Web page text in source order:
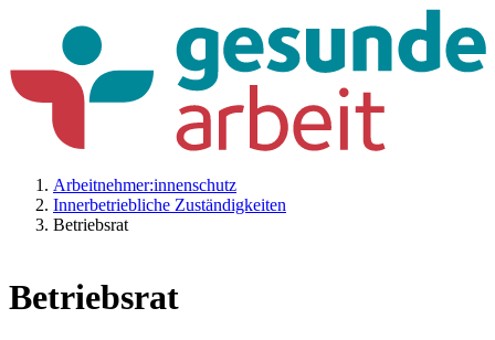
Arbeitnehmer:innenschutz
Innerbetriebliche Zuständigkeiten
Betriebsrat
Betriebsrat